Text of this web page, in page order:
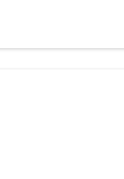
wertvolle
geben, um sich
Familien.